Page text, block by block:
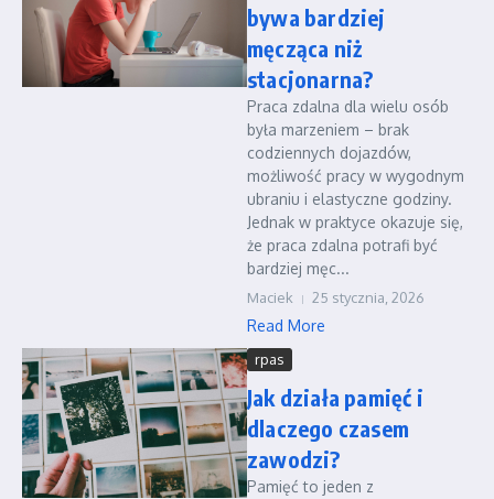
bywa bardziej
męcząca niż
stacjonarna?
Praca zdalna dla wielu osób
była marzeniem – brak
codziennych dojazdów,
możliwość pracy w wygodnym
ubraniu i elastyczne godziny.
Jednak w praktyce okazuje się,
że praca zdalna potrafi być
bardziej męc...
Maciek 25 stycznia, 2026
Read More
rpas
Jak działa pamięć i
dlaczego czasem
zawodzi?
Pamięć to jeden z